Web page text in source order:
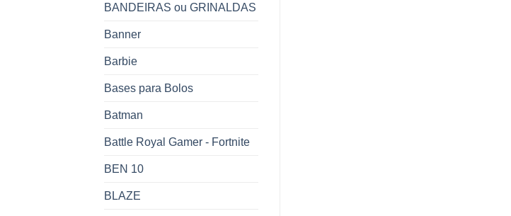
BANDEIRAS ou GRINALDAS
Banner
Barbie
Bases para Bolos
Batman
Battle Royal Gamer - Fortnite
BEN 10
BLAZE